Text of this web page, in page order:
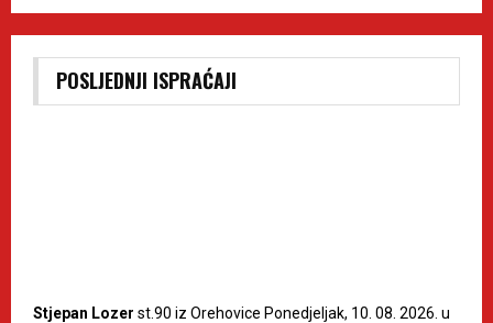
POSLJEDNJI ISPRAĆAJI
Stjepan Lozer st.90 iz Orehovice Ponedjeljak, 10. 08. 2026. u